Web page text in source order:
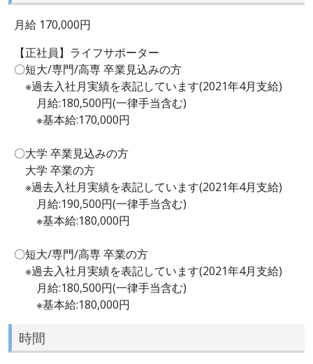
月給 170,000円
【正社員】ライフサポーター
〇短大/専門/高専 卒業見込みの方
※過去入社月実績を表記しています(2021年4月支給)
月給:180,500円(一律手当含む)
※基本給:170,000円
〇大学 卒業見込みの方
大学 卒業の方
※過去入社月実績を表記しています(2021年4月支給)
月給:190,500円(一律手当含む)
※基本給:180,000円
〇短大/専門/高専 卒業の方
※過去入社月実績を表記しています(2021年4月支給)
月給:180,500円(一律手当含む)
※基本給:180,000円
時間